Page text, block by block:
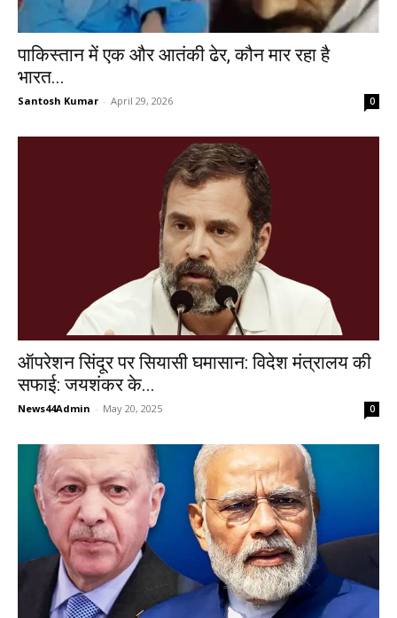
पाकिस्तान में एक और आतंकी ढेर, कौन मार रहा है
भारत...
Santosh Kumar - April 29, 2026 0
ऑपरेशन सिंदूर पर सियासी घमासान: विदेश मंत्रालय की
सफाई: जयशंकर के...
News44Admin - May 20, 2025 0